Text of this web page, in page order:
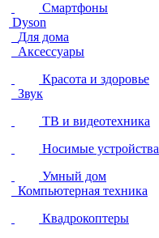
Смартфоны
Dyson
Для дома
Аксессуары
Красота и здоровье
Звук
ТВ и видеотехника
Носимые устройства
Умный дом
Компьютерная техника
Квадрокоптеры